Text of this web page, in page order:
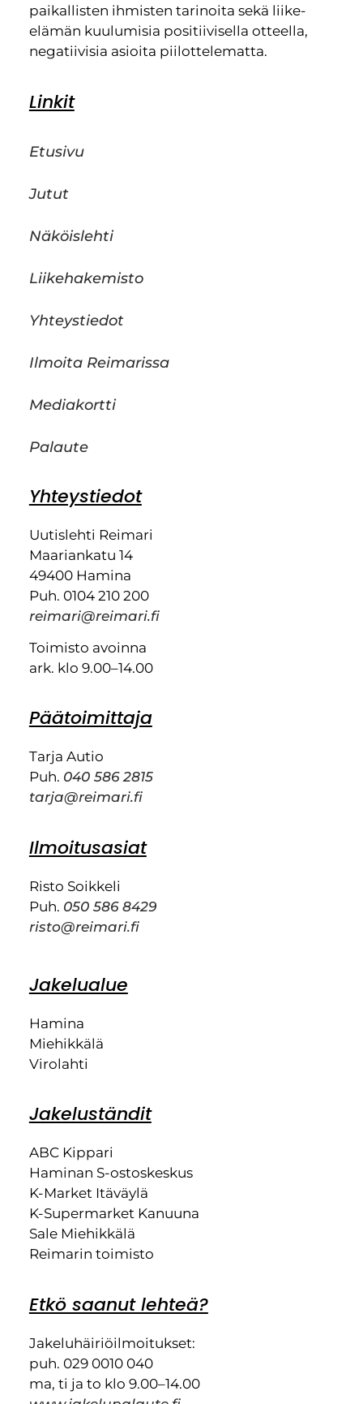
paikallisten ihmisten tarinoita sekä liike-
elämän kuulumisia positiivisella otteella,
negatiivisia asioita piilottelematta.
Linkit
Etusivu
Jutut
Näköislehti
Liikehakemisto
Yhteystiedot
Ilmoita Reimarissa
Mediakortti
Palaute
Yhteystiedot
Uutislehti Reimari
Maariankatu 14
49400 Hamina
Puh. 0104 210 200
reimari@reimari.fi
Toimisto avoinna
ark. klo 9.00–14.00
Päätoimittaja
Tarja Autio
Puh. 040 586 2815
tarja@reimari.fi
Ilmoitusasiat
Risto Soikkeli
Puh. 050 586 8429
risto@reimari.fi
Jakelualue
Hamina
Miehikkälä
Virolahti
Jakeluständit
ABC Kippari
Haminan S-ostoskeskus
K-Market Itäväylä
K-Supermarket Kanuuna
Sale Miehikkälä
Reimarin toimisto
Etkö saanut lehteä?
Jakeluhäiriöilmoitukset:
puh. 029 0010 040
ma, ti ja to klo 9.00–14.00